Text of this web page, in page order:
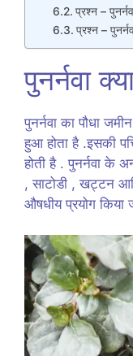
प्रश्न –
प्रश्न –
पुनर्नवा
पुनर्नवा का पौधा
हुआ होता है .इसकी
होती है . पुनर्नवा के
, साटोडी , खट्टन
औषधीय प्रयोग किया